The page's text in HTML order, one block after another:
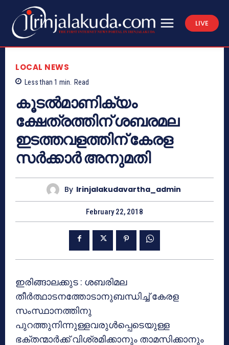
LIVE
LOCAL NEWS
Less than 1 min. Read
കൂടല്‍മാണിക്യം
ക്ഷേത്രത്തിന് ശബരമല
ഇടത്തവളത്തിന് കേരള
സര്‍ക്കാര്‍ അനുമതി
By Irinjalakudavartha_admin
February 22, 2018
ഇരിങ്ങാലക്കുട : ശബരിമല
തീര്‍ത്ഥാടനത്തോടാനുബന്ധിച്ച് കേരള
സംസ്ഥാനത്തിനു
പുറത്തുനിന്നുള്ളവരുള്‍പ്പെടെയുള്ള
ഭക്തന്മാര്‍ക്ക് വിശ്രമിക്കാനും താമസിക്കാനും